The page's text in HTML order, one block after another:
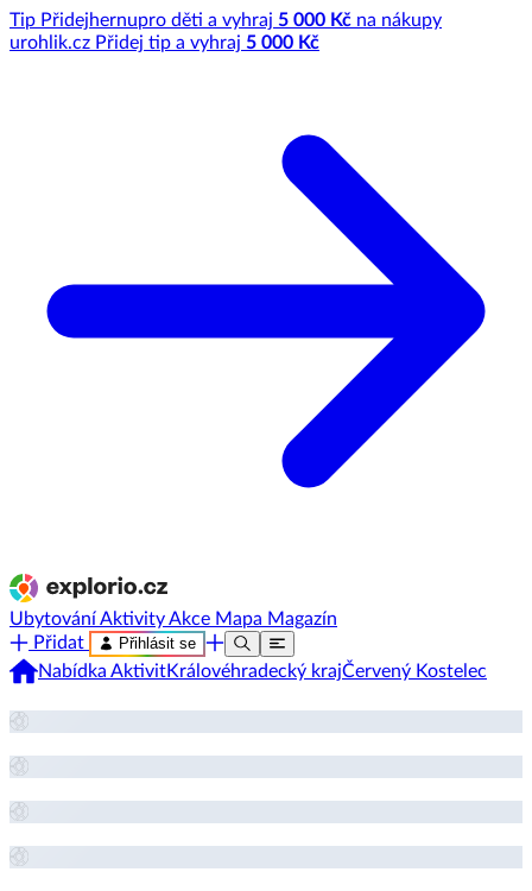
Tip Přidejhernupro děti a vyhraj 5 000 Kč na nákupy
urohlik.cz Přidej tip a vyhraj 5 000 Kč
UbytováníAktivityAkce Mapa Magazín
Přidat
Přihlásit se
Nabídka AktivitKrálovéhradecký krajČervený Kostelec